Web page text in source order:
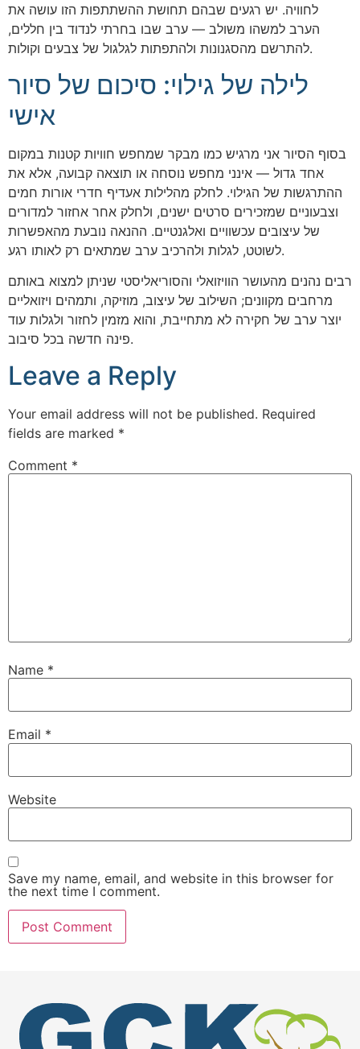
לחוויה. יש רגעים שבהם תחושת ההשתתפות הזו עושה את
הערב למשהו משולב — ערב שבו בחרתי לנדוד בין חללים,
להתרשם מהסגנונות ולהתפתות לגלגול של צבעים וקולות.
לילה של גילוי: סיכום של סיור
אישי
בסוף הסיור אני מרגיש כמו מבקר שמחפש חוויות קטנות במקום
אחד גדול — אינני מחפש נוסחה או תוצאה קבועה, אלא את
ההתרגשות של הגילוי. לחלק מהלילות אעדיף חדרי אורות חמים
וצבעוניים שמזכירים סרטים ישנים, ולחלק אחר אחזור למדורים
של עיצובים עכשוויים ואלגנטיים. ההנאה נובעת מהאפשרות
לשוטט, לגלות ולהרכיב ערב שמתאים רק לאותו רגע.
רבים נהנים מהעושר הוויזואלי והסוריאליסטי שניתן למצוא באותם
מרחבים מקוונים; השילוב של עיצוב, מוזיקה, ותמהים ויזואליים
יוצר ערב של חקירה לא מתחייבת, והוא מזמין לחזור ולגלות עוד
פינה חדשה בכל סיבוב.
Leave a Reply
Your email address will not be published. Required
fields are marked *
Comment *
Name *
Email *
Website
Save my name, email, and website in this browser for
the next time I comment.